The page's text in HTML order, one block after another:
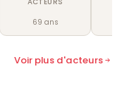
69 ans
Voir plus d'acteurs